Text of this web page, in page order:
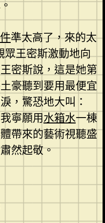
準太高了，來的太
眾王密斯激動地向
密斯說，這是她第
豪聽到要用最便宜
，驚恐地大叫：
寧願用水箱水一棟
帶來的藝術視聽盛
然起敬。